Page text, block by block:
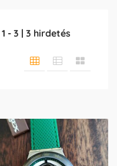
1 - 3 | 3 hirdetés